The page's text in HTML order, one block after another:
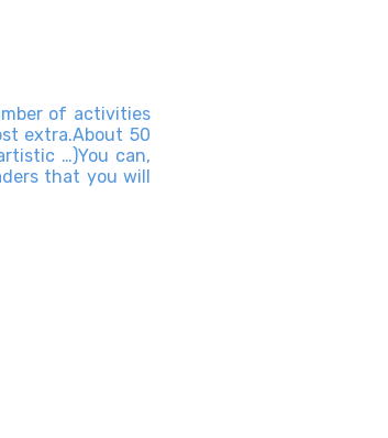
of activities
extra.About 50
…)You can,
that you will